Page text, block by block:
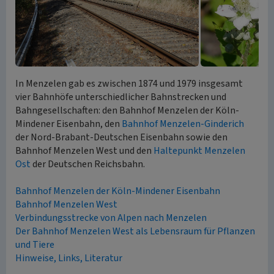
In Menzelen gab es zwischen 1874 und 1979 insgesamt
vier Bahnhöfe unterschiedlicher Bahnstrecken und
Bahngesellschaften: den Bahnhof Menzelen der Köln-
Mindener Eisenbahn, den Bahnhof Menzelen-Ginderich
der Nord-Brabant-Deutschen Eisenbahn sowie den
Bahnhof Menzelen West und den Haltepunkt Menzelen
Ost der Deutschen Reichsbahn.
Bahnhof Menzelen der Köln-Mindener Eisenbahn
Bahnhof Menzelen West
Verbindungsstrecke von Alpen nach Menzelen
Der Bahnhof Menzelen West als Lebensraum für Pflanzen
und Tiere
Hinweise, Links, Literatur